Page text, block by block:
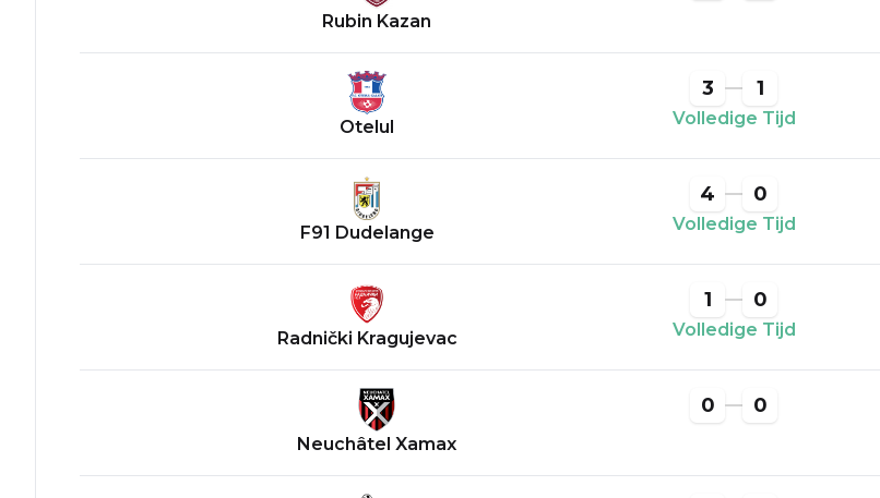
Rubin Kazan
Otelul
3 1
Volledige Tijd
F91 Dudelange
4 0
Volledige Tijd
Radnički Kragujevac
1 0
Volledige Tijd
Neuchâtel Xamax
0 0